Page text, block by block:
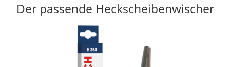
Der passende Heckscheibenwischer